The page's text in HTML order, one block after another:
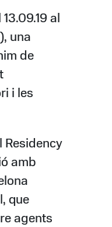
al
una
de
i les
Residency
amb
que
agents